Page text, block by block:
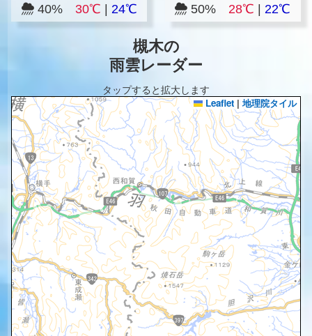
40% 30℃ 24℃ 50% 28℃ |22℃
槻木の
雨雲レーダー
タップすると拡大します
Leaflet | 地理院タイル